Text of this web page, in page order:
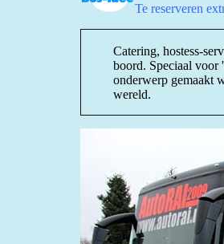
Te reserveren
Catering, hostess-
boord. Speciaal voor
onderwerp gemaakt
wereld.